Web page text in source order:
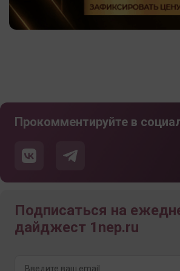
Прокомментируйте в
Подписаться на
дайджест 1nep.ru